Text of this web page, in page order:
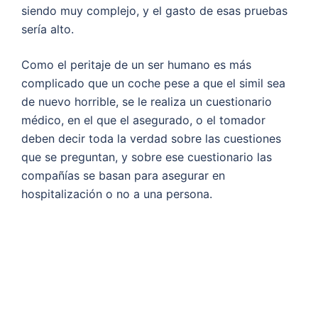
siendo muy complejo, y el gasto de esas pruebas
sería alto.
Como el peritaje de un ser humano es más
complicado que un coche pese a que el simil sea
de nuevo horrible, se le realiza un cuestionario
médico, en el que el asegurado, o el tomador
deben decir toda la verdad sobre las cuestiones
que se preguntan, y sobre ese cuestionario las
compañías se basan para asegurar en
hospitalización o no a una persona.